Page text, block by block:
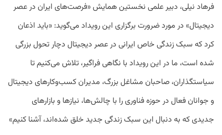
فرهاد نیلی، دبیر علمی نخستین همایش «فرصت‌های ایران در عصر
دیجیتال» در مورد ضرورت برگزاری این رویداد می‌گوید: «باید اذعان
کرد که سبک‌ زندگی خاص ایرانی در عصر دیجیتال دچار تحول بزرگی
شده است، ما در این رویداد با نگاهی فراگیر، تلاش می‌کنیم تا
سیاستگذاران، صاحبان مشاغل بزرگ، مدیران کسب‌وکارهای دیجیتال
و جوانان فعال در حوزه فناوری را با چالش‌ها، نیازها و بازارهای
جدیدی که به دنبال این سبک زندگی جدید خلق شده‌اند، آشنا کنیم»